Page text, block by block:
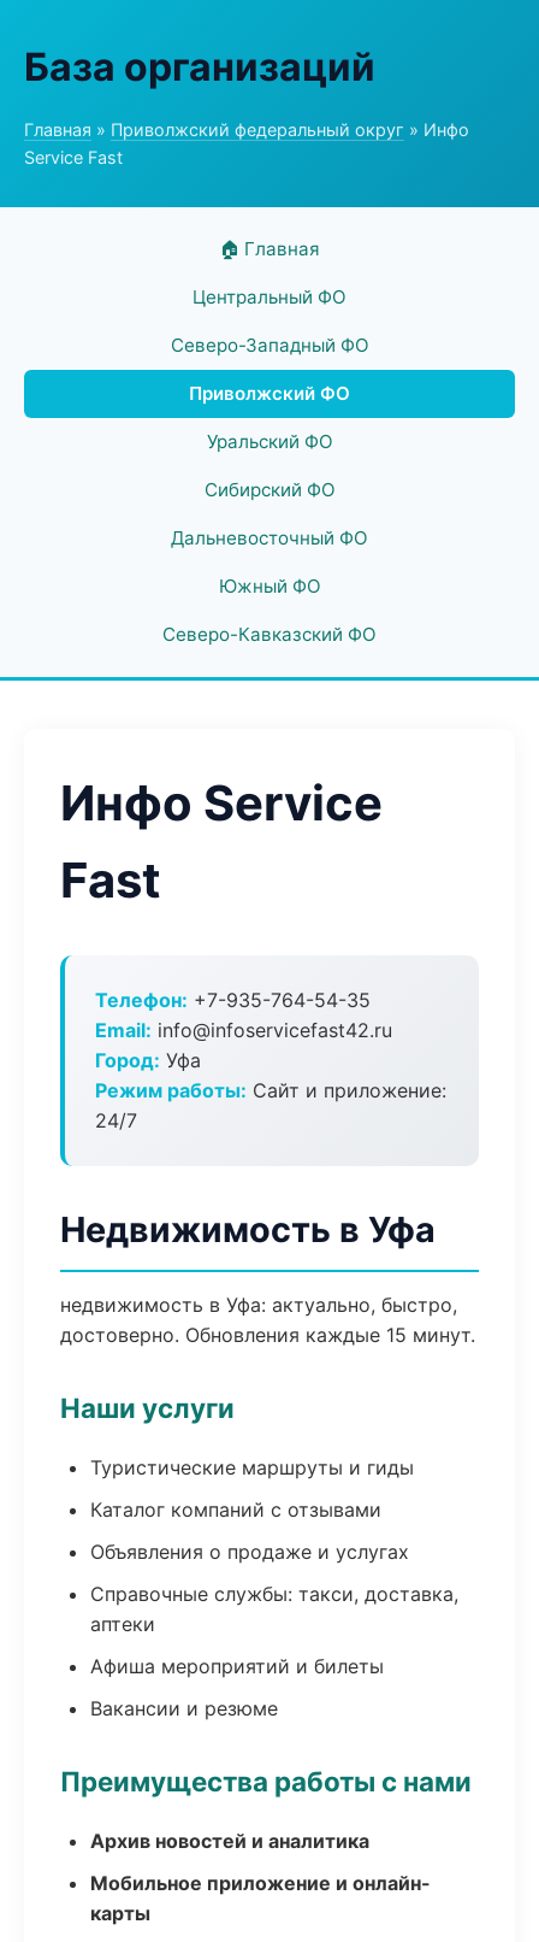
База организаций
Главная » Приволжский федеральный округ » Инфо
Service Fast
🏠 Главная
Центральный ФО
Северо-Западный ФО
Приволжский ФО
Уральский ФО
Сибирский ФО
Дальневосточный ФО
Южный ФО
Северо-Кавказский ФО
Инфо Service
Fast
Телефон: +7-935-764-54-35
Email: info@infoservicefast42.ru
Город: Уфа
Режим работы: Сайт и приложение:
24/7
Недвижимость в Уфа
недвижимость в Уфа: актуально, быстро,
достоверно. Обновления каждые 15 минут.
Наши услуги
Туристические маршруты и гиды
Каталог компаний с отзывами
Объявления о продаже и услугах
Справочные службы: такси, доставка,
аптеки
Афиша мероприятий и билеты
Вакансии и резюме
Преимущества работы с нами
Архив новостей и аналитика
Мобильное приложение и онлайн-
карты